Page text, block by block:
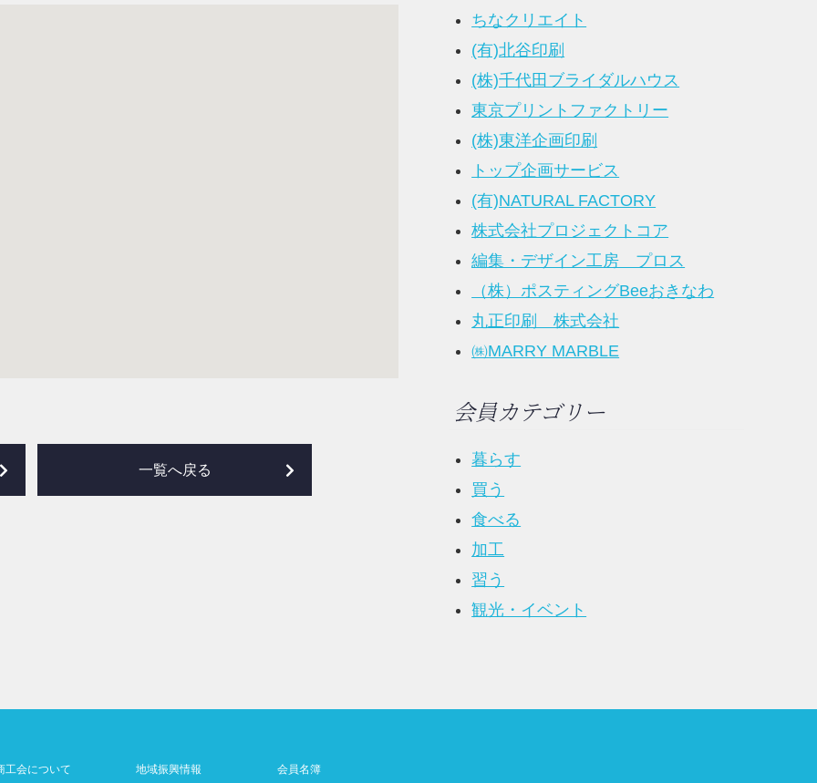
一覧へ戻る
ちなクリエイト
(有)北谷印刷
(株)千代田ブライダルハウス
東京プリントファクトリー
(株)東洋企画印刷
トップ企画サービス
(有)NATURAL FACTORY
株式会社プロジェクトコア
編集・デザイン工房 プロス
（株）ポスティングBeeおきなわ
丸正印刷 株式会社
㈱MARRY MARBLE
会員カテゴリー
暮らす
買う
食べる
加工
習う
観光・イベント
工会について 地域振興情報 会員名簿